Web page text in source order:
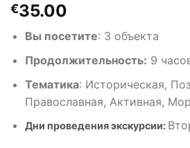
€35.00
Вы посетите: 3 объекта
Продолжительность: 9
Тематика: Историческая,
Православная, Активная,
Дни проведения экскурсии: